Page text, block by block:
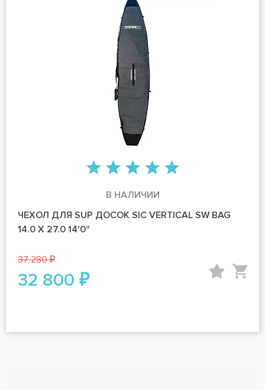
В НАЛИЧИИ
ЧЕХОЛ ДЛЯ SUP ДОСОК SIC VERTICAL SW BAG
14.0 X 27.0 14'0"
37 280 ₽
32 800 ₽